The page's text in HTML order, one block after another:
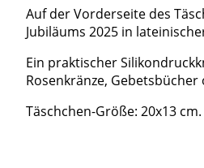
Auf der Vorderseite des
Jubiläums 2025 in
Ein praktischer
Rosenkränze,
Täschchen-Größe: 20x13 cm.